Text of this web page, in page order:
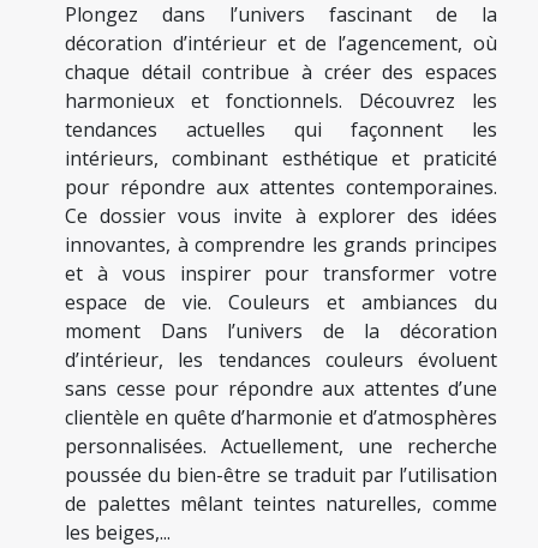
Plongez dans l’univers fascinant de la
décoration d’intérieur et de l’agencement, où
chaque détail contribue à créer des espaces
harmonieux et fonctionnels. Découvrez les
tendances actuelles qui façonnent les
intérieurs, combinant esthétique et praticité
pour répondre aux attentes contemporaines.
Ce dossier vous invite à explorer des idées
innovantes, à comprendre les grands principes
et à vous inspirer pour transformer votre
espace de vie. Couleurs et ambiances du
moment Dans l’univers de la décoration
d’intérieur, les tendances couleurs évoluent
sans cesse pour répondre aux attentes d’une
clientèle en quête d’harmonie et d’atmosphères
personnalisées. Actuellement, une recherche
poussée du bien-être se traduit par l’utilisation
de palettes mêlant teintes naturelles, comme
les beiges,...